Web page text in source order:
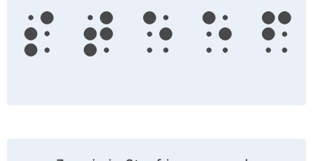
s t e e f